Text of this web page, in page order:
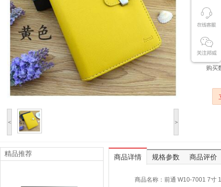
< >
服
通用
购买
精品推荐 商品详情 规格参数 商品评价